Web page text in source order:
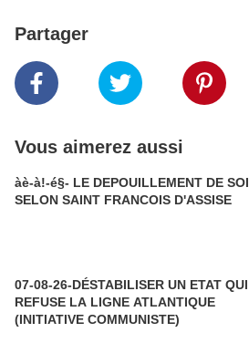
Partager
Vous aimerez aussi
àè-à!-é§- LE DEPOUILLEMENT DE SOI
SELON SAINT FRANCOIS D'ASSISE
07-08-26-DÉSTABILISER UN ETAT QUI
REFUSE LA LIGNE ATLANTIQUE
(INITIATIVE COMMUNISTE)